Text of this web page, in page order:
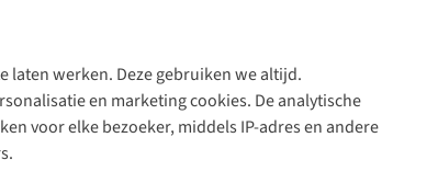
laten werken. Deze gebruiken we altijd.
en marketing cookies. De analytische
voor elke bezoeker, middels IP-adres en andere